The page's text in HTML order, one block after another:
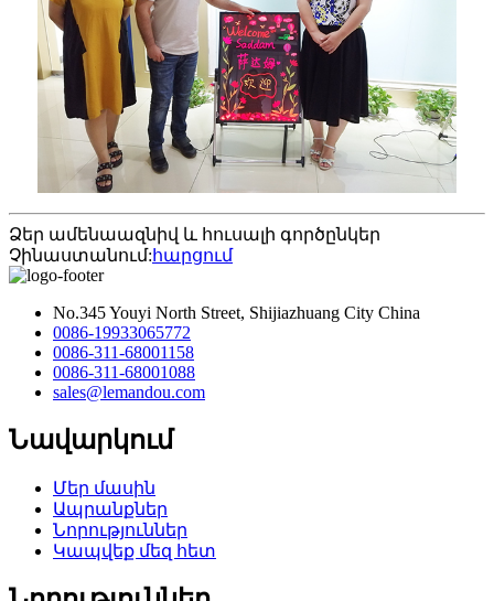
Ձեր ամենաազնիվ և հուսալի գործընկեր
Չինաստանում: հարցում
No.345 Youyi North Street, Shijiazhuang City China
0086-19933065772
0086-311-68001158
0086-311-68001088
sales@lemandou.com
Նավարկում
Մեր մասին
Ապրանքներ
Նորություններ
Կապվեք մեզ հետ